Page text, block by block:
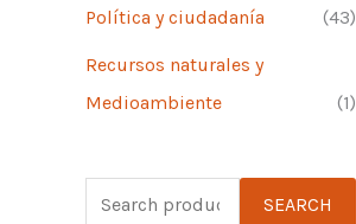
Política y ciudadanía (43)
Recursos naturales y
Medioambiente
(1)
SEARCH